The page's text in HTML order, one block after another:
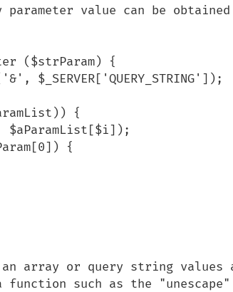
value can be
($strParam) {
array or query string values
such as the